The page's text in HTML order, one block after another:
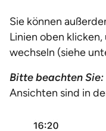
Sie können
Linien oben
wechseln (siehe
Bitte beachten Sie:
Ansichten sind in